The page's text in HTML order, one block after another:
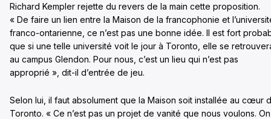
Richard Kempler rejette du revers de la main cette proposition.
« De faire un lien entre la Maison de la francophonie et
franco-ontarienne, ce n’est pas une bonne idée. Il est fort
que si une telle université voit le jour à Toronto, elle se
au campus Glendon. Pour nous, c’est un lieu qui n’est pas
approprié », dit-il d’entrée de jeu.
Selon lui, il faut absolument que la Maison soit installée au cœur
Toronto. « Ce n’est pas un projet de vanité que nous voulons. On